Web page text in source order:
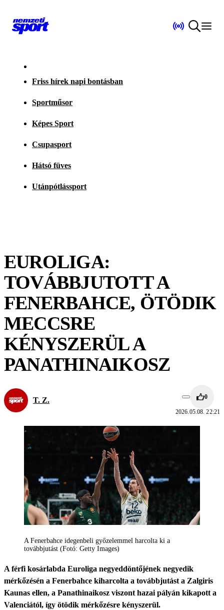
Friss hírek napi bontásban
Sportműsor
Képes Sport
Csupasport
Hátsó füves
Utánpótlássport
EUROLIGA:
TOVÁBBJUTOTT A
FENERBAHCE, ÖTÖDIK
MECCSRE
KÉNYSZERÜL A
PANATHINAIKOSZ
T. Z. 0
2026.05.08. 22:21
A Fenerbahce idegenbeli győzelemmel harcolta ki a
továbbjutást (Fotó: Getty Images)
A férfi kosárlabda Euroliga negyeddöntőjének negyedik
mérkőzésén a Fenerbahce kiharcolta a továbbjutást a Zalgiris
Kaunas ellen, a Panathinaikosz viszont hazai pályán kikapott a
Valenciától, így ötödik mérkőzésre kényszerül.